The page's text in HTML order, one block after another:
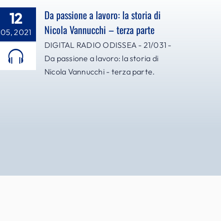
12
05, 2021
Da passione a lavoro: la storia di
Nicola Vannucchi – terza parte
DIGITAL RADIO ODISSEA - 21/031 -
Da passione a lavoro: la storia di
Nicola Vannucchi - terza parte.